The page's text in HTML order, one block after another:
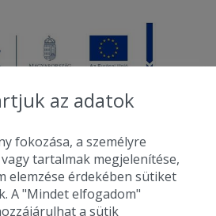
- Falatozz.hu - Diston-line Kft.
kedvező áron, egy helyen az összes
étterem ajánlata.
az adatok
fokozása, a személyre
tartalmak megjelenítése,
elemzése érdekében sütiket
A "Mindet elfogadom"
a sütik